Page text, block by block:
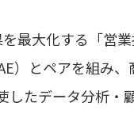
最大化する「営
）とペアを組み
したデータ分析